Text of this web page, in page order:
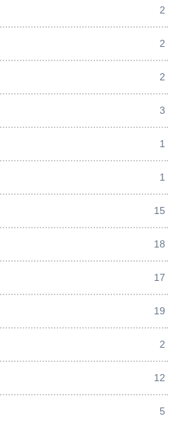
2
2
2
3
1
1
15
18
17
19
2
12
5